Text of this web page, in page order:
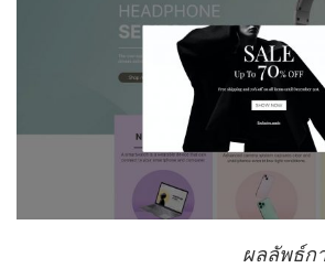
ผลลัพธ์การแสดง